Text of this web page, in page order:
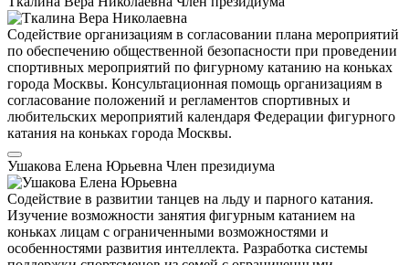
Содействие организациям в согласовании плана мероприятий
по обеспечению общественной безопасности при проведении
спортивных мероприятий по фигурному катанию на коньках
города Москвы. Консультационная помощь организациям в
согласование положений и регламентов спортивных и
любительских мероприятий календаря Федерации фигурного
катания на коньках города Москвы.
Ушакова Елена Юрьевна Член президиума
Содействие в развитии танцев на льду и парного катания.
Изучение возможности занятия фигурным катанием на
коньках лицам с ограниченными возможностями и
особенностями развития интеллекта. Разработка системы